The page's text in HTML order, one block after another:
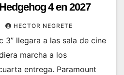
4 en 2027
HECTOR NEGRETE
3” llegara a las sala de cine
marcha a los
entrega. Paramount